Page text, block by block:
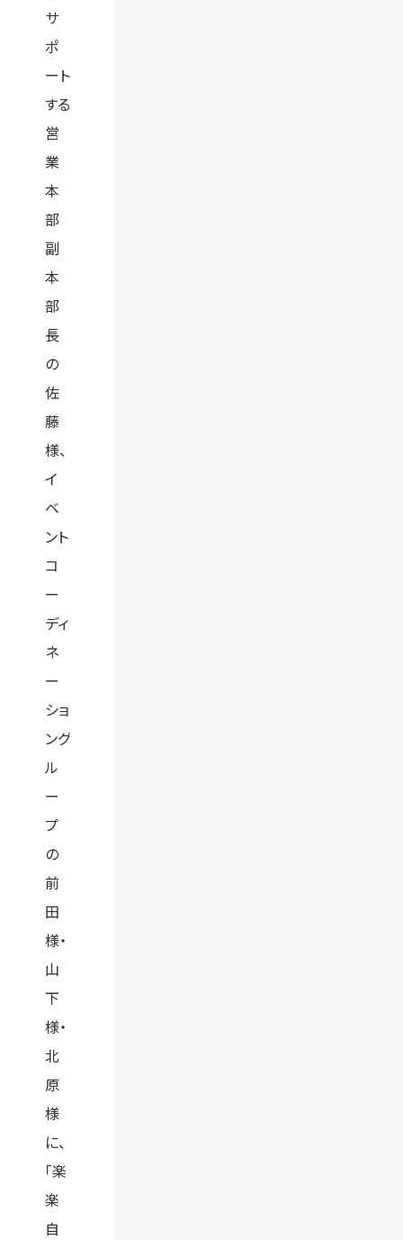
サ
ポ
ート
する
営
業
本
部
副
本
部
長
の
佐
藤
様、
イ
ベ
ント
コ
ー
ディ
ネ
ー
ショ
ング
ル
ー
プ
の
前
田
様・
山
下
様・
北
原
様
に、
「楽
楽
自